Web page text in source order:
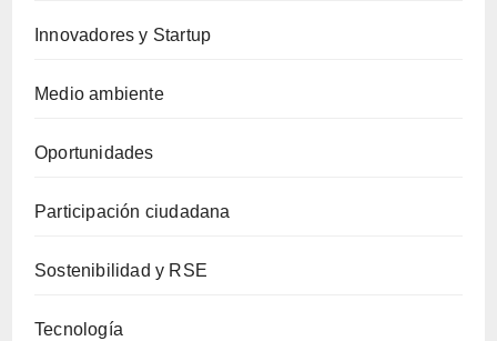
Innovadores y Startup
Medio ambiente
Oportunidades
Participación ciudadana
Sostenibilidad y RSE
Tecnología